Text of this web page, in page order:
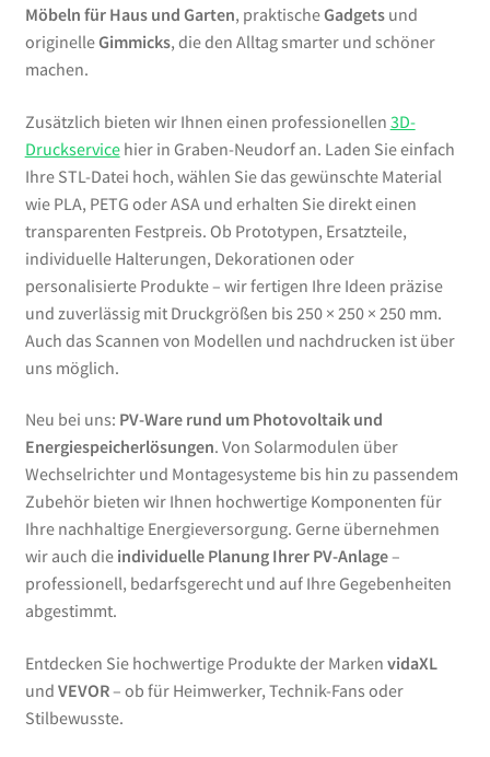
Möbeln für Haus und Garten, praktischeGadgetsund
originelleGimmicks, die den Alltag smarter und schöner
machen.
Zusätzlich bieten wir Ihnen einen professionellen 3D-
Druckservicehier in Graben-Neudorf an. Laden Sie einfach
Ihre STL-Datei hoch, wählen Sie das gewünschte Material
wie PLA, PETG oder ASA und erhalten Sie direkt einen
transparenten Festpreis. Ob Prototypen, Ersatzteile,
individuelle Halterungen, Dekorationen oder
personalisierte Produkte – wir fertigen Ihre Ideen präzise
und zuverlässig mit Druckgrößen bis 250 × 250 × 250 mm.
Auch das Scannen von Modellen und nachdrucken ist über
uns möglich.
Neu bei uns: PV-Ware rund um Photovoltaik und
Energiespeicherlösungen. Von Solarmodulen über
Wechselrichter und Montagesysteme bis hin zu passendem
Zubehör bieten wir Ihnen hochwertige Komponenten für
Ihre nachhaltige Energieversorgung. Gerne übernehmen
wir auch die individuelle Planung Ihrer PV-Anlage–
professionell, bedarfsgerecht und auf Ihre Gegebenheiten
abgestimmt.
Entdecken Sie hochwertige Produkte der Marken vidaXL
und VEVOR– ob für Heimwerker, Technik-Fans oder
Stilbewusste.